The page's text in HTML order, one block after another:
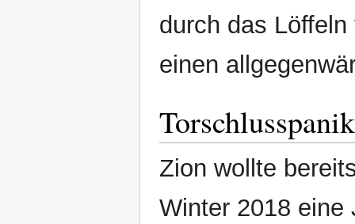
durch das
einen
Torschlusspanik
Zion wollte
Winter 2018 eine